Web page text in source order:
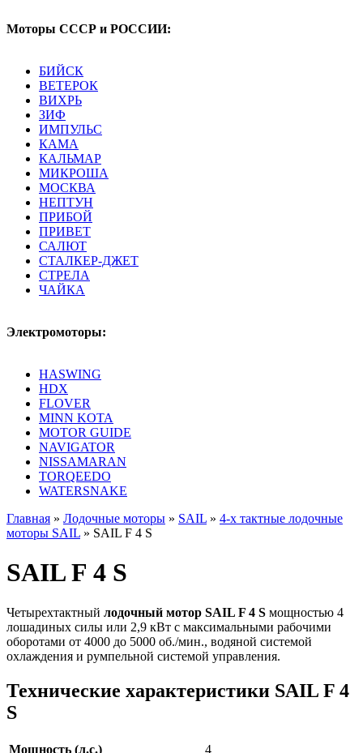
Моторы СССР и РОССИИ:
БИЙСК
ВЕТЕРОК
ВИХРЬ
ЗИФ
ИМПУЛЬС
КАМА
КАЛЬМАР
МИКРОША
МОСКВА
НЕПТУН
ПРИБОЙ
ПРИВЕТ
САЛЮТ
СТАЛКЕР-ДЖЕТ
СТРЕЛА
ЧАЙКА
Электромоторы:
HASWING
HDX
FLOVER
MINN KOTA
MOTOR GUIDE
NAVIGATOR
NISSAMARAN
TORQEEDO
WATERSNAKE
Главная » Лодочные моторы » SAIL » 4-x тактные лодочные
моторы SAIL » SAIL F 4 S
SAIL F 4 S
Четырехтактный лодочный мотор SAIL F 4 S мощностью 4
лошадиных силы или 2,9 кВт с максимальными рабочими
оборотами от 4000 до 5000 об./мин., водяной системой
охлаждения и румпельной системой управления.
Технические характеристики SAIL F 4
S
Мощность (л.с.)
4